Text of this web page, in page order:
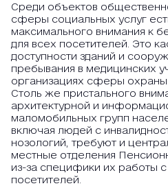
Среди объектов
сферы социальных услуг
максимального внимания к
для всех посетителей. Это
доступности зданий и
пребывания в медицинских
организациях сферы охраны
Столь же пристального
архитектурной и
маломобильных групп
включая людей с
нозологий, требуют и
местные отделения
из-за специфики их работы
посетителей.